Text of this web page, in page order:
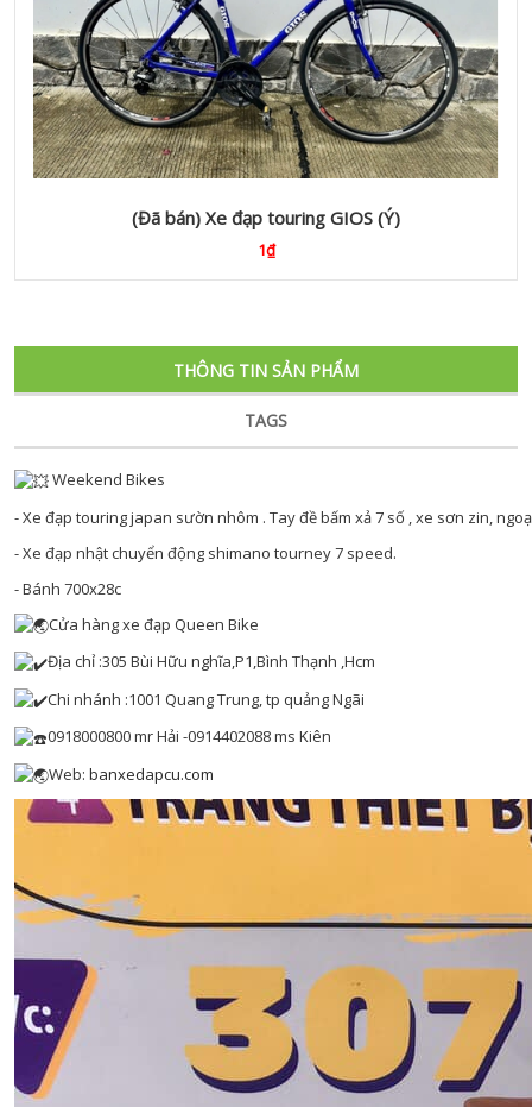
(Đã bán) Xe đạp touring GIOS (Ý)
1₫
THÔNG TIN SẢN PHẨM
TAGS
Weekend Bikes
- Xe đạp touring japan sườn nhôm . Tay đề bấm xả 7 số , xe sơn zin,
- Xe đạp nhật chuyển động shimano tourney 7 speed.
- Bánh 700x28c
Cửa hàng xe đạp Queen Bike
Địa chỉ :305 Bùi Hữu nghĩa,P1,Bình Thạnh ,Hcm
Chi nhánh :1001 Quang Trung, tp quảng Ngãi
0918000800 mr Hải -0914402088 ms Kiên
Web: banxedapcu.com